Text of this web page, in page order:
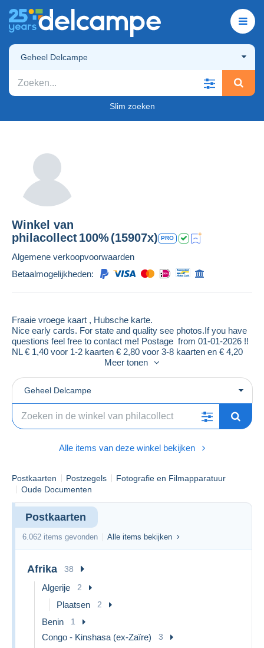
Geheel Delcampe
Slim zoeken
Winkel van
philacollect100%(15907x) PRO
Algemene verkoopvoorwaarden
Betaalmogelijkheden:
Fraaie vroege kaart , Hubsche karte.
Nice early cards. For state and quality see photos.If you have
questions feel free to contact me! Postage from 01-01-2026 !!
NL € 1,40 voor 1-2 kaarten € 2,80 voor 3-8 kaarten en € 4,20
voor 9+ kaarten . Worldwide € 2,10 for 1-2cards
.(Worldwide)This is for postage via regular letter
(NO insurance and send at your own
risk!) Registration/Insurance possible for € 15,00
(Europe) or € 17,50 (rest of the World)this postage is for 1
or more cards!Payment via Banktransfer
Meer tonen
Geheel Delcampe
Alle items van deze winkel bekijken
Postkaarten Postzegels
Fotografie en Filmapparatuur
Oude Documenten
Postkaarten
6.062 items gevonden Alle items bekijken
Afrika 38
Algerije 2
Plaatsen 2
Benin 1
Congo - Kinshasa (ex-Zaïre) 3